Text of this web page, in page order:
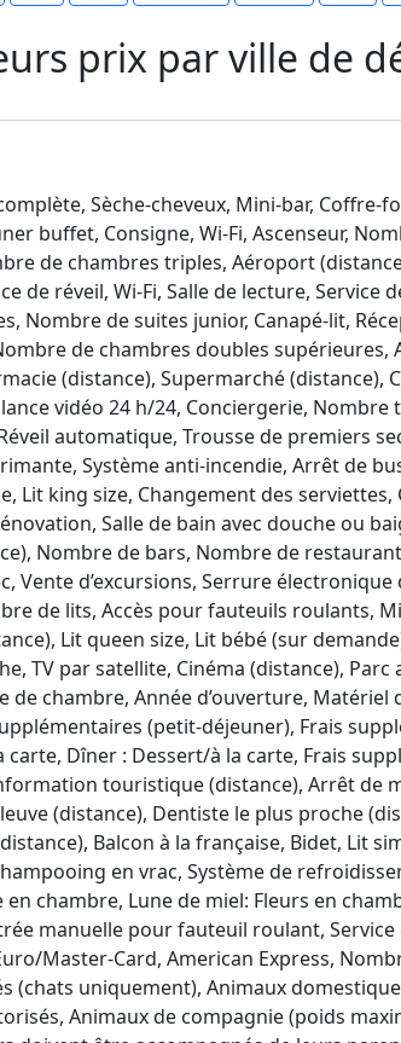
prix par ville de
Sèche-cheveux, Mini-bar, Coffre-
buffet, Consigne, Wi-Fi, Ascenseur,
de chambres triples, Aéroport
de réveil, Wi-Fi, Salle de lecture, Service
Nombre de suites junior, Canapé-lit,
de chambres doubles supérieures,
(distance), Supermarché (distance),
vidéo 24 h/24, Conciergerie,
automatique, Trousse de premiers
Système anti-incendie, Arrêt de
Lit king size, Changement des
Salle de bain avec douche ou
Nombre de bars, Nombre de
Vente d’excursions, Serrure
de lits, Accès pour fauteuils roulants,
Lit queen size, Lit bébé (sur
TV par satellite, Cinéma (distance),
de chambre, Année d’ouverture, Matériel
(petit-déjeuner), Frais
carte, Dîner : Dessert/à la carte, Frais
touristique (distance), Arrêt de
(distance), Dentiste le plus proche
Balcon à la française, Bidet, Lit
en vrac, Système de
chambre, Lune de miel: Fleurs en
manuelle pour fauteuil roulant,
Master-Card, American Express,
(chats uniquement), Animaux
Animaux de compagnie (poids